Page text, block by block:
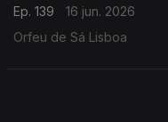
Ep. 139
16 jun. 2026
Orfeu de Sá Lisboa